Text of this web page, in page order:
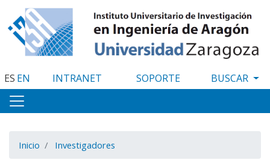
al
contenido
principal
ES EN INTRANET SOPORTE
Inicio Investigadores